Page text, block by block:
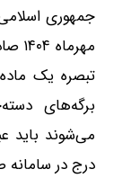
برگه‌های
می‌شوند
درج در سامانه